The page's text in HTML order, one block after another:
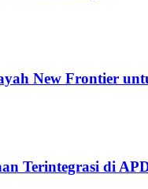
New Frontier
Terintegrasi di